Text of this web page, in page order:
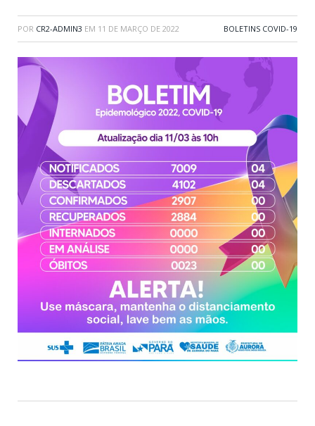
POR CR2-ADMIN3 EM 11 DE MARÇO DE 2022 BOLETINS COVID-19